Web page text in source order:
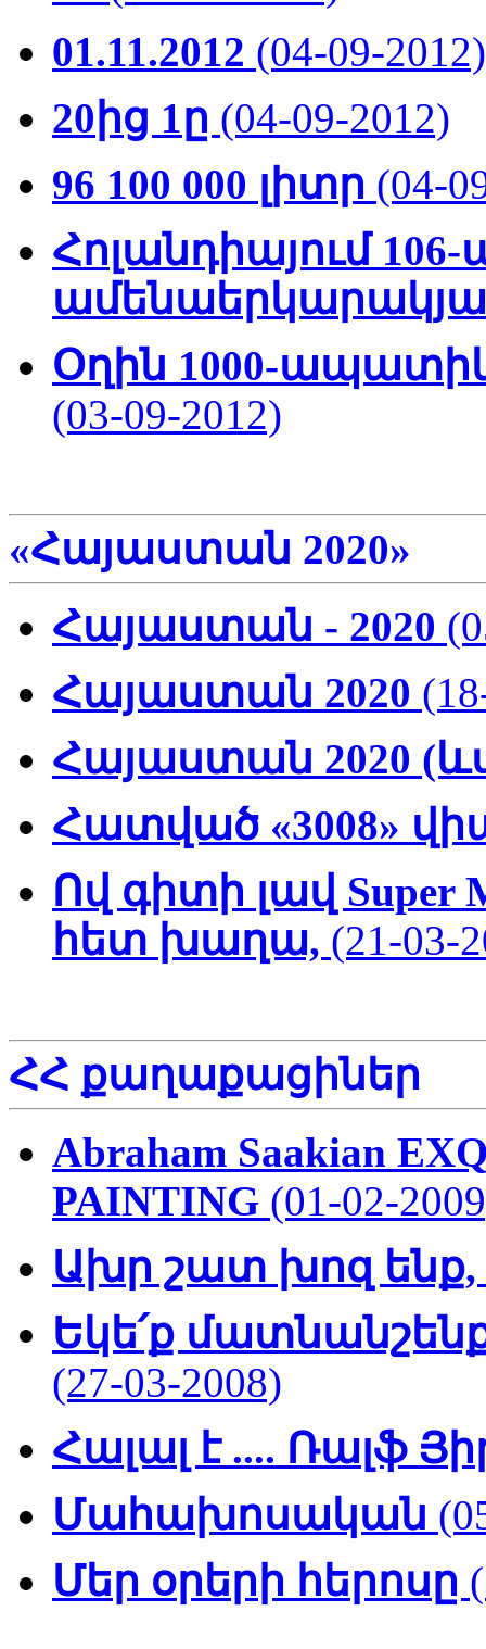
01.11.2012 (04-09-2012)
20ից 1ը (04-09-2012)
96 100 000 լիտր (04-
Հոլանդիայում
Օղին 1000-
(03-09-2012)
«Հայաստան 2020»
Հայաստան - 2020
Հայաստան 2020
Հայաստան 2020
Հատված «3008»
Ով գիտի լավ
հետ խաղա, (21-03-
ՀՀ քաղաքացիներ
Abraham Saakian
PAINTING (01-02-
Ախր շատ խոզ ենք,
Եկե՛ք
(27-03-2008)
Հալալ է .... Ռալֆ
Մահախոսական
Մեր օրերի հերոսը